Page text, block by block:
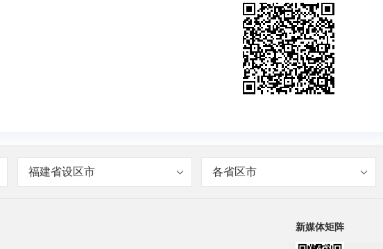
福建省设区市 各省区市
新媒体矩阵